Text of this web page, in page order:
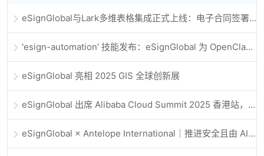
eSignGlobal与Lark多维表格集成正式上线：电子合同签署归档全程自动化
'esign-automation' 技能发布：eSignGlobal 为 OpenClaw 提供自动化电子签名能力
eSignGlobal 亮相 2025 GIS 全球创新展
eSignGlobal 出席 Alibaba Cloud Summit 2025 香港站，共同探讨 AI 驱动的云创新与数字信任未来
eSignGlobal × Antelope International｜推进安全且由 AI 驱动的数字化工作流